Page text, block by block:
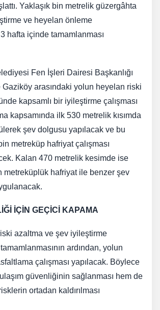
Yaklaşık bin metrelik güzergâhta
ve heyelan önleme
3 hafta içinde tamamlanması
Fen İşleri Dairesi Başkanlığı
arasındaki yolun heyelan riski
kapsamlı bir iyileştirme çalışması
kapsamında ilk 530 metrelik kısımda
şev dolgusu yapılacak ve bu
metreküp hafriyat çalışması
Kalan 470 metrelik kesimde ise
metreküplük hafriyat ile benzer şev
İÇİN GEÇİCİ KAPAMA
azaltma ve şev iyileştirme
tamamlanmasının ardından, yolun
çalışması yapılacak. Böylece
güvenliğinin sağlanması hem de
ortadan kaldırılması